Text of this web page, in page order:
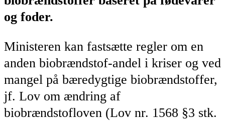
og foder.
Ministeren kan fastsætte regler om en
anden biobrændstof-andel i kriser og ved
mangel på bæredygtige biobrændstoffer,
jf. Lov om ændring af
biobrændstofloven (Lov nr. 1568 §3 stk.